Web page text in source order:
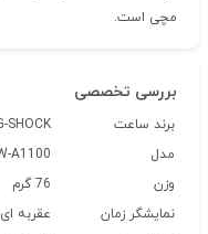
مچی است.
بررسی تخصصی
برند ساعت
مدل
وزن
نمایشگر زمان
عقربه ای